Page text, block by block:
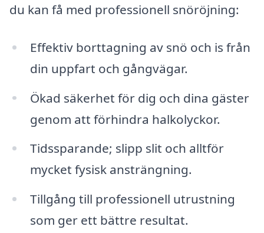
du kan få med professionell snöröjning:
Effektiv borttagning av snö och is från
din uppfart och gångvägar.
Ökad säkerhet för dig och dina gäster
genom att förhindra halkolyckor.
Tidssparande; slipp slit och alltför
mycket fysisk ansträngning.
Tillgång till professionell utrustning
som ger ett bättre resultat.